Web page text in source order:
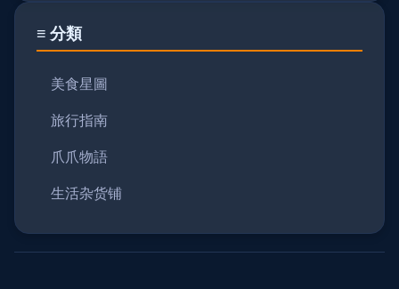
≡ 分類
美食星圖
旅行指南
爪爪物語
生活杂货铺